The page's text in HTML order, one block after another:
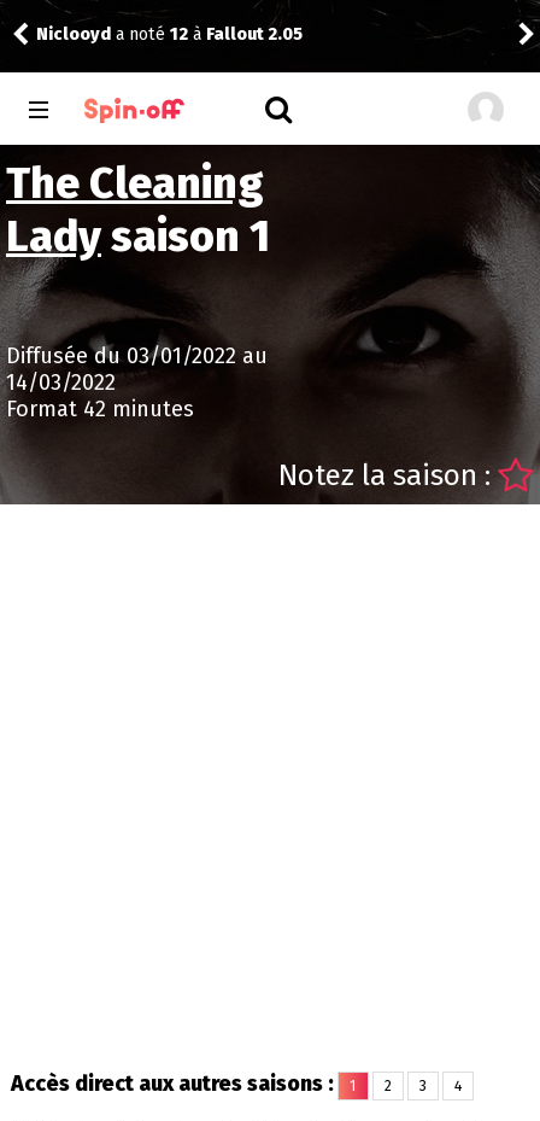
Niclooyd a noté 12 à Fallout 2.05
The Cleaning
Ladysaison 1
Diffusée du 03/01/2022 au
14/03/2022
Format 42 minutes
Notez la saison :
Accès direct aux autres saisons : 1 2 3 4